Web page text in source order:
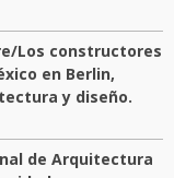
Los constructores
en Berlin,
y diseño.
de Arquitectura